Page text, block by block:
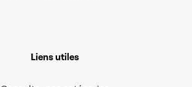
Liens utiles